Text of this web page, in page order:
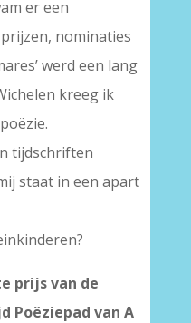
er een
nominaties
werd een lang
kreeg ik
tijdschriften
staat in een apart
prijs van de
Poëziepad van A